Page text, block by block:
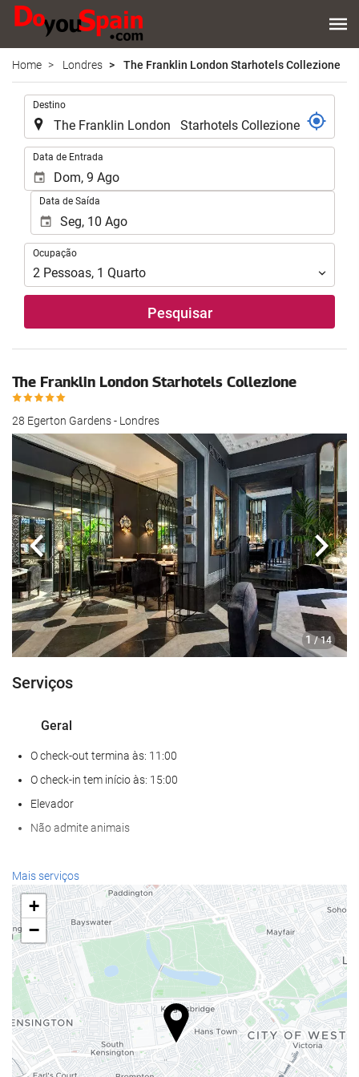
Home Londres The Franklin London Starhotels Collezione
Destino
Data de Entrada
Data de Saída
Ocupação
Ocupação
2 Pessoas, 1 Quarto
Pesquisar
The Franklin London Starhotels Collezione
28 Egerton Gardens - Londres
1 / 14
Anterior
Serviços
Geral
O check-out termina às: 11:00
O check-in tem início às: 15:00
Elevador
Não admite animais
Alimentação e bebidas
Restaurante à la carte
Bar
Café no local
Bem-estar
Spa
Banho turco / Sauna a vapor
Academia
Mais serviços
+
−